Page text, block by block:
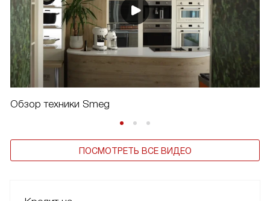
Обзор техники Smeg
ПОСМОТРЕТЬ ВСЕ ВИДЕО